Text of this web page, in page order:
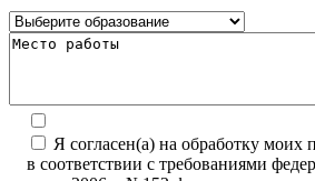
Я согласен(а) на обработку моих
в соответствии с требованиями